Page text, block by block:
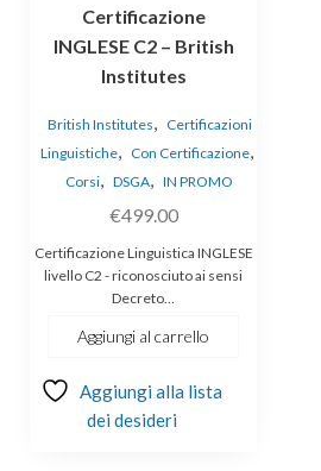
Certificazione
INGLESE C2 – British
Institutes
British Institutes, Certificazioni
Linguistiche, Con Certificazione,
Corsi, DSGA, IN PROMO
€499.00
Certificazione Linguistica INGLESE
livello C2 - riconosciuto ai sensi
Decreto…
Aggiungi al carrello
Aggiungi alla lista
dei desideri